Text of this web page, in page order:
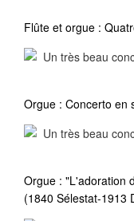
Flûte et orgue :
Orgue : Concerto en
Orgue : "L'adoration
(1840 Sélestat-1913